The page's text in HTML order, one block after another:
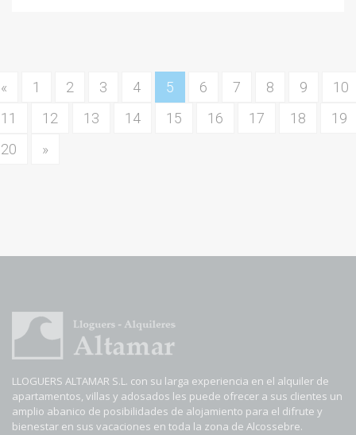
« 1 2 3 4 5 6 7 8 9
10
11
12 13 14 15 16 17 18
19
20
»
LLOGUERS ALTAMAR S.L. con su larga experiencia en el alquiler de
apartamentos, villas y adosados les puede ofrecer a sus clientes un
amplio abanico de posibilidades de alojamiento para el difrute y
bienestar en sus vacaciones en toda la zona de Alcossebre.